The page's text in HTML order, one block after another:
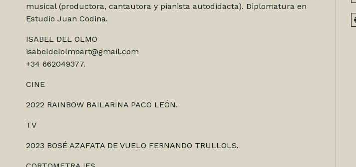
musical (productora, cantautora y pianista autodidacta). Diplomatura en
Estudio Juan Codina.
ISABEL DEL OLMO
isabeldelolmoart@gmail.com
+34 662049377.
CINE
2022 RAINBOW BAILARINA PACO LEÓN.
TV
2023 BOSÉ AZAFATA DE VUELO FERNANDO TRULLOLS.